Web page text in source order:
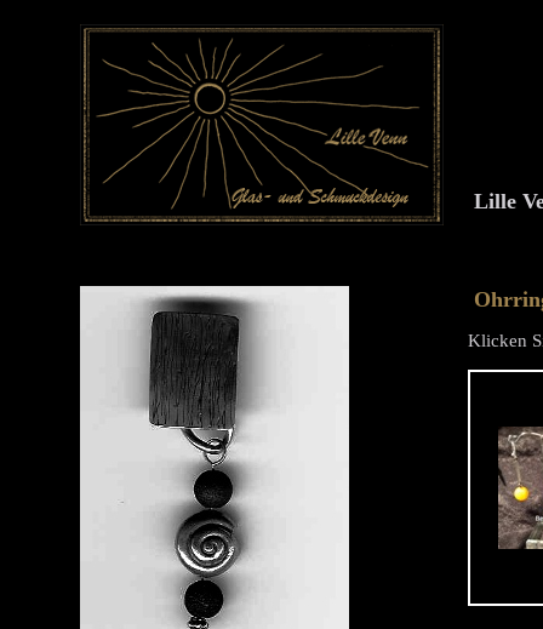
Lille
Klicken